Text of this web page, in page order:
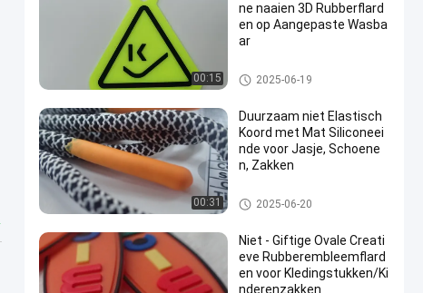
00:15
ne naaien 3D Rubberflard
en op Aangepaste Wasba
ar
silicone rubberetiketten
2025-06-19
00:31
Duurzaam niet Elastisch
Koord met Mat Siliconeei
nde voor Jasje, Schoene
n, Zakken
kabeltouw
2025-06-20
Niet - Giftige Ovale Creati
eve Rubberembleemflard
en voor Kledingstukken/Ki
nderenzakken